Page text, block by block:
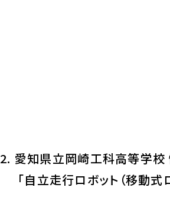
2. 愛知県立岡崎工科高等学
「自立走行ロボット（移動